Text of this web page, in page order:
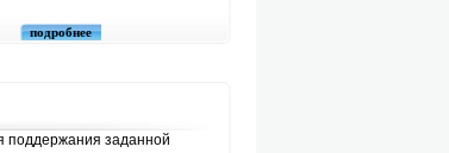
подробнее
поддержания заданной